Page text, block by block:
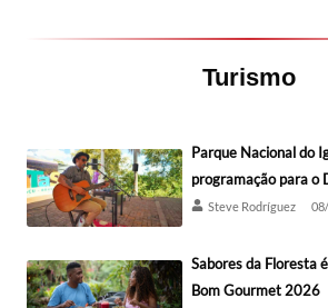
Turismo
Parque Nacional do
programação para o
Steve Rodríguez
Sabores da Floresta
Bom Gourmet 2026